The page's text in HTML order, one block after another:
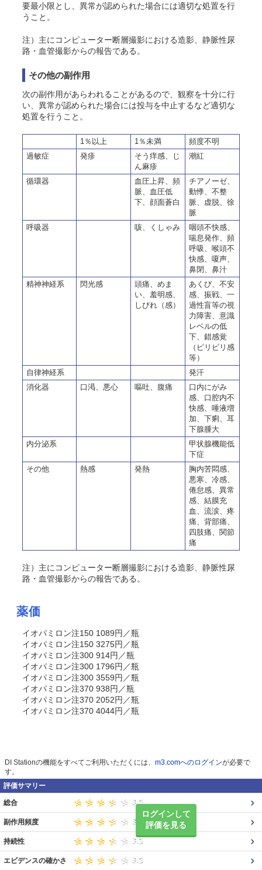
要最小限とし、異常が認められた場合には適切な処置を行
うこと。
注）主にコンピューター断層撮影における造影、静脈性尿
路・血管撮影からの報告である。
その他の副作用
次の副作用があらわれることがあるので、観察を十分に行
い、異常が認められた場合には投与を中止するなど適切な
処置を行うこと。
1％以上 1％未満
頻度不明
過敏症
発疹
そう痒感、じ
ん麻疹
潮紅
循環器
血圧上昇、頻
脈、血圧低
下、顔面蒼白
チアノーゼ、
動悸、不整
脈、虚脱、徐
脈
呼吸器
咳、くしゃみ
咽頭不快感、
喘息発作、頻
呼吸、喉頭不
快感、嗄声、
鼻閉、鼻汁
精神神経系
閃光感
頭痛、めま
い、羞明感、
しびれ（感）
あくび、不安
感、振戦、一
過性盲等の視
力障害、意識
レベルの低
下、錯感覚
（ピリピリ感
等）
自律神経系
発汗
消化器
口渇、悪心 嘔吐、腹痛
口内にがみ
感、口腔内不
快感、唾液増
加、下痢、耳
下腺腫大
内分泌系
甲状腺機能低
下症
その他
熱感 発熱
胸内苦悶感、
悪寒、冷感、
倦怠感、異常
感、結膜充
血、流涙、疼
痛、背部痛、
四肢痛、関節
痛
注）主にコンピューター断層撮影における造影、静脈性尿
路・血管撮影からの報告である。
薬価
イオパミロン注150 1089円／瓶
イオパミロン注150 3275円／瓶
イオパミロン注300 914円／瓶
イオパミロン注300 1796円／瓶
イオパミロン注300 3559円／瓶
イオパミロン注370 938円／瓶
イオパミロン注370 2052円／瓶
イオパミロン注370 4044円／瓶
DI Stationの機能をすべてご利用いただくには、 m3.comへのログインが必要で
す。
評価サマリー
ログインして
評価を見る
総合
副作用頻度
持続性
エビデンスの確かさ